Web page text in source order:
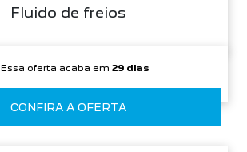
Fluido de freios
Essa oferta acaba em 29 dias
CONFIRA A OFERTA